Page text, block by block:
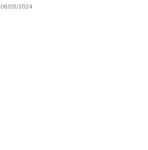
06/05/2024